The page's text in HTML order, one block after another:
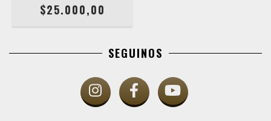
$25.000,00
SEGUINOS